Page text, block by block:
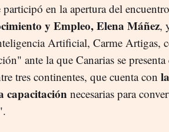
en la apertura del
y Empleo, Elena Máñez,
Artificial, Carme Artigas,
ante la que Canarias se
tres continentes, que cuenta con
capacitación necesarias para